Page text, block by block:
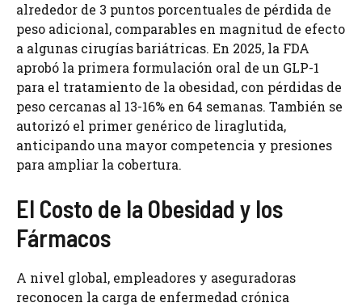
alrededor de 3 puntos porcentuales de pérdida de
peso adicional, comparables en magnitud de efecto
a algunas cirugías bariátricas. En 2025, la FDA
aprobó la primera formulación oral de un GLP-1
para el tratamiento de la obesidad, con pérdidas de
peso cercanas al 13-16% en 64 semanas. También se
autorizó el primer genérico de liraglutida,
anticipando una mayor competencia y presiones
para ampliar la cobertura.
El Costo de la Obesidad y los
Fármacos
A nivel global, empleadores y aseguradoras
reconocen la carga de enfermedad crónica